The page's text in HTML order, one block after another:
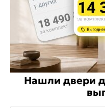
Стать дилером
Расскажите о нас
Поделиться
Оцените магазин
© 2010—2026 Склад
Нашли двери